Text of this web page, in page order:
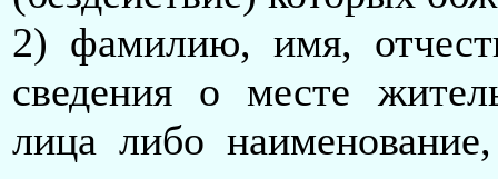
2) фамилию, имя,
сведения о месте
лица либо